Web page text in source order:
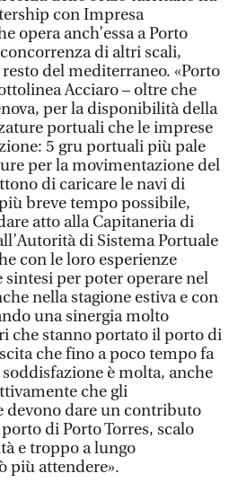
con Impresa
opera anch’essa a Porto
di altri scali,
del mediterraneo. «Porto
Acciaro – oltre che
per la disponibilità della
portuali che le imprese
5 gru portuali più pale
per la movimentazione del
di caricare le navi di
breve tempo possibile,
atto alla Capitaneria di
di Sistema Portuale
con le loro esperienze
per poter operare nel
nella stagione estiva e con
una sinergia molto
che stanno portato il porto di
che fino a poco tempo fa
è molta, anche
che gli
devono dare un contributo
di Porto Torres, scalo
e troppo a lungo
più attendere».